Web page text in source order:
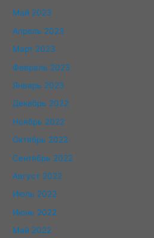
Май 2023
Апрель 2023
Март 2023
Февраль 2023
Январь 2023
Декабрь 2022
Ноябрь 2022
Октябрь 2022
Сентябрь 2022
Август 2022
Июль 2022
Июнь 2022
Май 2022